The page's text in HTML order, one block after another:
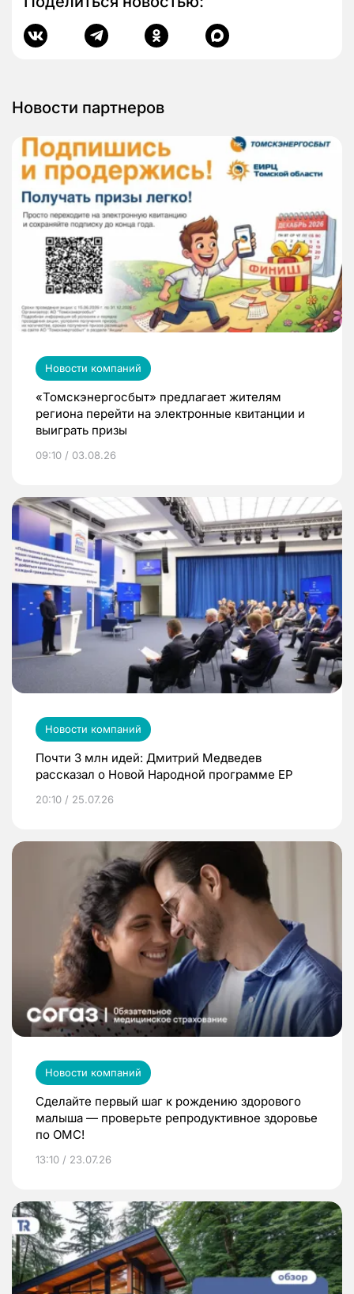
Новости партнеров
Новости компаний
«Томскэнергосбыт» предлагает жителям
региона перейти на электронные квитанции и
выиграть призы
09:10 / 03.08.26
Новости компаний
Почти 3 млн идей: Дмитрий Медведев
рассказал о Новой Народной программе ЕР
20:10 / 25.07.26
Новости компаний
Сделайте первый шаг к рождению здорового
малыша — проверьте репродуктивное здоровье
по ОМС!
13:10 / 23.07.26